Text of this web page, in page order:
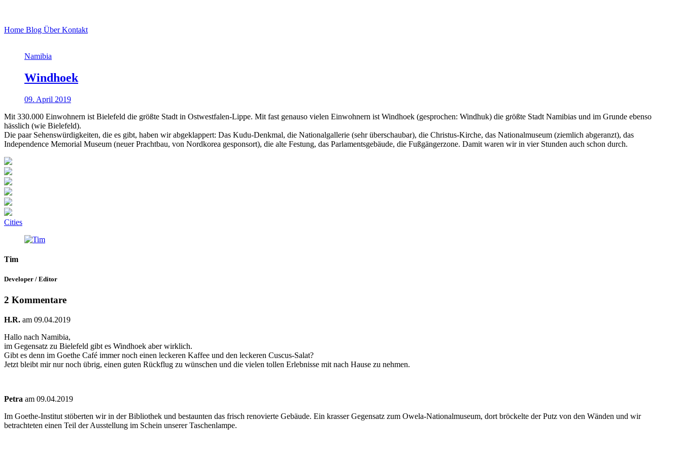
Home Blog ÜberKontakt
Namibia
Windhoek
09. April 2019
Mit 330.000 Einwohnern ist Bielefeld die größte Stadt in Ostwestfalen-Lippe. Mit fast genauso vielen Einwohnern ist Windhoek (gesprochen: Windhuk) die größte Stadt Namibias und im Grunde ebenso
hässlich (wie Bielefeld).
Die paar Sehenswürdigkeiten, die es gibt, haben wir abgeklappert: Das Kudu-Denkmal, die Nationalgallerie (sehr überschaubar), die Christus-Kirche, das Nationalmuseum (ziemlich abgeranzt), das
Independence Memorial Museum (neuer Prachtbau, von Nordkorea gesponsort), die alte Festung, das Parlamentsgebäude, die Fußgängerzone. Damit waren wir in vier Stunden auch schon durch.
Cities
Tim
Developer / Editor
2 Kommentare
H.R. am 09.04.2019
Hallo nach Namibia,
im Gegensatz zu Bielefeld gibt es Windhoek aber wirklich.
Gibt es denn im Goethe Café immer noch einen leckeren Kaffee und den leckeren Cuscus-Salat?
Jetzt bleibt mir nur noch übrig, einen guten Rückflug zu wünschen und die vielen tollen Erlebnisse mit nach Hause zu nehmen.
Petra am 09.04.2019
Im Goethe-Institut stöberten wir in der Bibliothek und bestaunten das frisch renovierte Gebäude. Ein krasser Gegensatz zum Owela-Nationalmuseum, dort bröckelte der Putz von den Wänden und wir
betrachteten einen Teil der Ausstellung im Schein unserer Taschenlampe.